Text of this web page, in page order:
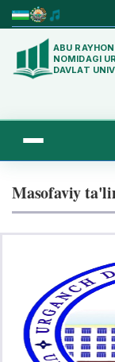
ABU
NOMIDAGI
DAVLAT
Masofaviy